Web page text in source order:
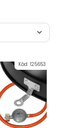
Kód: 125653